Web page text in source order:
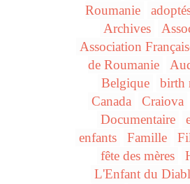
Roumanie
Archives
Association
de Roumanie
Belgique
birth
Canada
Craiova
Documentaire
enfants
Famille
fête des mères
L'Enfant du